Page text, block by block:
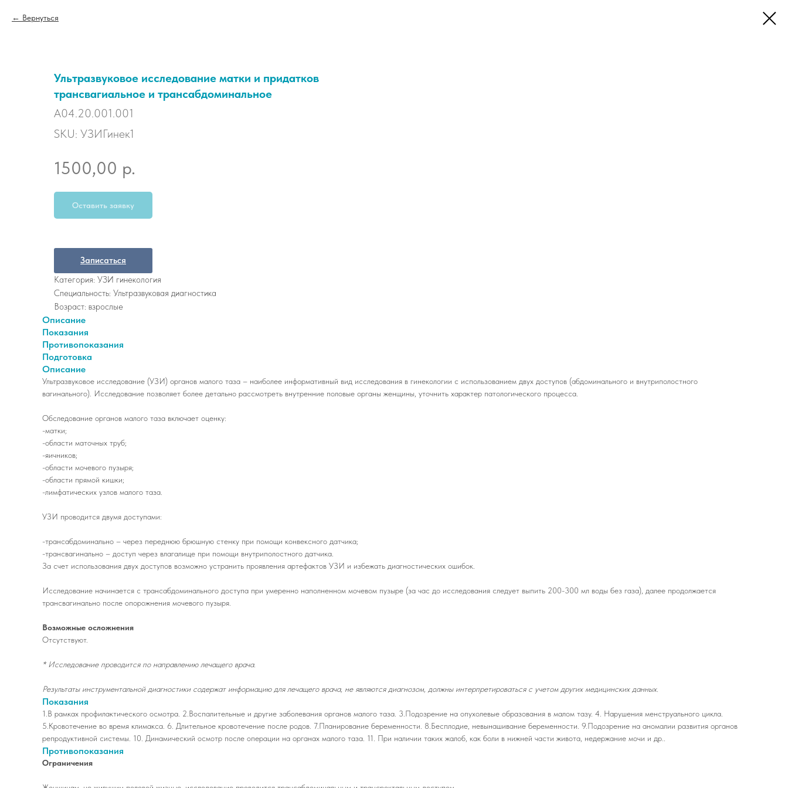
Вернуться
Ультразвуковое исследование матки и придатков
трансвагиальное и трансабдоминальное
A04.20.001.001
SKU: УЗИГинек1
1500,00 р.
Оставить заявку
Записаться
Категория: УЗИ гинекология
Специальность: Ультразвуковая диагностика
Возраст: взрослые
Описание
Показания
Противопоказания
Подготовка
Описание
Ультразвуковое исследование (УЗИ) органов малого таза – наиболее информативный вид исследования в гинекологии с использованием двух доступов (абдоминального и внутриполостного
вагинального). Исследование позволяет более детально рассмотреть внутренние половые органы женщины, уточнить характер патологического процесса.
Обследование органов малого таза включает оценку:
-матки;
-области маточных труб;
-яичников;
-области мочевого пузыря;
-области прямой кишки;
-лимфатических узлов малого таза.
УЗИ проводится двумя доступами:
-трансабдоминально – через переднюю брюшную стенку при помощи конвексного датчика;
-трансвагинально – доступ через влагалище при помощи внутриполостного датчика.
За счет использования двух доступов возможно устранить проявления артефактов УЗИ и избежать диагностических ошибок.
Исследование начинается с трансабдоминального доступа при умеренно наполненном мочевом пузыре (за час до исследования следует выпить 200-300 мл воды без газа), далее продолжается
трансвагинально после опорожнения мочевого пузыря.
Возможные осложнения
Отсутствуют.
* Исследование проводится по направлению лечащего врача.
Результаты инструментальной диагностики содержат информацию для лечащего врача, не являются диагнозом, должны интерпретироваться с учетом других медицинских данных.
Показания
1.В рамках профилактического осмотра. 2.Воспалительные и другие заболевания органов малого таза. 3.Подозрение на опухолевые образования в малом тазу. 4. Нарушения менструального цикла.
5.Кровотечение во время климакса. 6. Длительное кровотечение после родов. 7.Планирование беременности. 8.Бесплодие, невынашивание беременности. 9.Подозрение на аномалии развития органов
репродуктивной системы. 10. Динамический осмотр после операции на органах малого таза. 11. При наличии таких жалоб, как боли в нижней части живота, недержание мочи и др..
Противопоказания
Ограничения